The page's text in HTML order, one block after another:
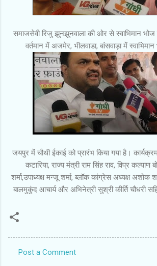
समाजसेवी रिजु झुनझुनवाला की ओर से स्वाभिमान भोज
वर्तमान में अजमेर, भीलवाडा, बांसवाड़ा में
जयपुर में चौथी ईकाई को प्रारंभ किया गया है।
कटारिया, राज्य मंत्री राम सिंह राव, विप्र कल्याण
शर्मा,उपाध्यक्ष मन्जू शर्मा, ब्लॉक कांग्रेस अध्यक्ष अशोक
बालमुकुंद आचार्य और अभिनेत्री सुश्री कीर्ति चौधरी
Post a Comment